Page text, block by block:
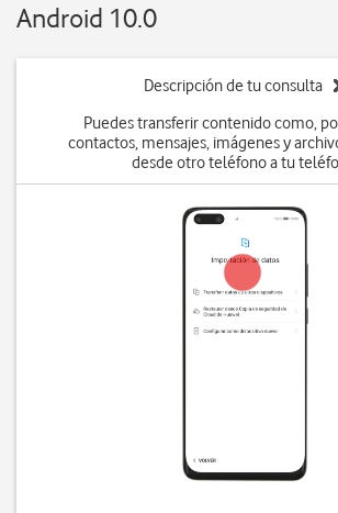
Android 10.0
Descripción de tu consulta
Puedes transferir contenido como,
contactos, mensajes, imágenes y
desde otro teléfono a tu